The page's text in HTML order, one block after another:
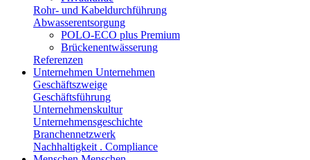
Rohr- und Kabeldurchführung
Abwasserentsorgung
POLO-ECO plus Premium
Brückenentwässerung
Referenzen
Unternehmen Unternehmen
Geschäftszweige
Geschäftsführung
Unternehmenskultur
Unternehmensgeschichte
Branchennetzwerk
Nachhaltigkeit . Compliance